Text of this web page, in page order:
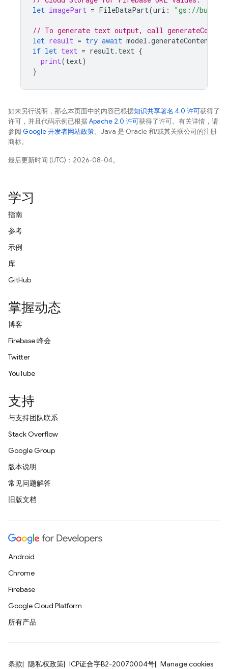
let imagePart = FileDataPart(uri : "gs://bucket-
// To generate text output, call
let result = try await model .generateContent
if let text = result. text {
print(text)
}
如未另行说明，那么本页面中的内容已根据知识共享署名 4.0 许可获得了
许可，并且代码示例已根据Apache 2.0 许可获得了许可。有关详情，请
参阅 Google 开发者网站政策。Java 是 Oracle 和/或其关联公司的注册
商标。
最后更新时间 (UTC)：2026-08-04。
学习
指南
参考
示例
库
GitHub
掌握动态
博客
Firebase 峰会
Twitter
YouTube
支持
与支持团队联系
Stack Overflow
Google Group
版本说明
常见问题解答
旧版文档
Android
Chrome
Firebase
Google Cloud Platform
所有产品
条款 隐私权政策 ICP证合字B2-20070004号 Manage cookies